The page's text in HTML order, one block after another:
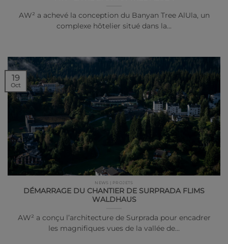
AW² a achevé la conception du Banyan Tree AlUla, un
complexe hôtelier situé dans la…
NEWS | PROJETS
DÉMARRAGE DU CHANTIER DE SURPRADA FLIMS
WALDHAUS
AW² a conçu l’architecture de Surprada pour encadrer
les magnifiques vues de la vallée de…
19
Oct